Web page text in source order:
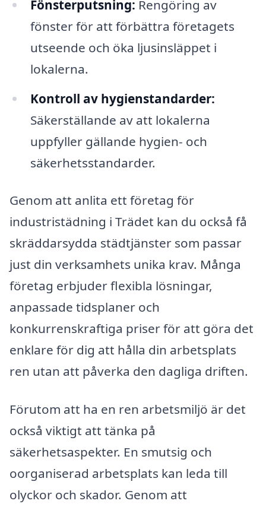
Fönsterputsning: Rengöring av
fönster för att förbättra företagets
utseende och öka ljusinsläppet i
lokalerna.
Kontroll av hygienstandarder:
Säkerställande av att lokalerna
uppfyller gällande hygien- och
säkerhetsstandarder.
Genom att anlita ett företag för
industristädning i Trädet kan du också få
skräddarsydda städtjänster som passar
just din verksamhets unika krav. Många
företag erbjuder flexibla lösningar,
anpassade tidsplaner och
konkurrenskraftiga priser för att göra det
enklare för dig att hålla din arbetsplats
ren utan att påverka den dagliga driften.
Förutom att ha en ren arbetsmiljö är det
också viktigt att tänka på
säkerhetsaspekter. En smutsig och
oorganiserad arbetsplats kan leda till
olyckor och skador. Genom att